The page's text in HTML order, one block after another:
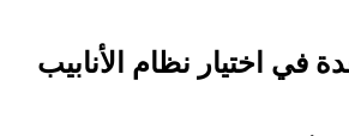
في اختيار نظام الأنابيب